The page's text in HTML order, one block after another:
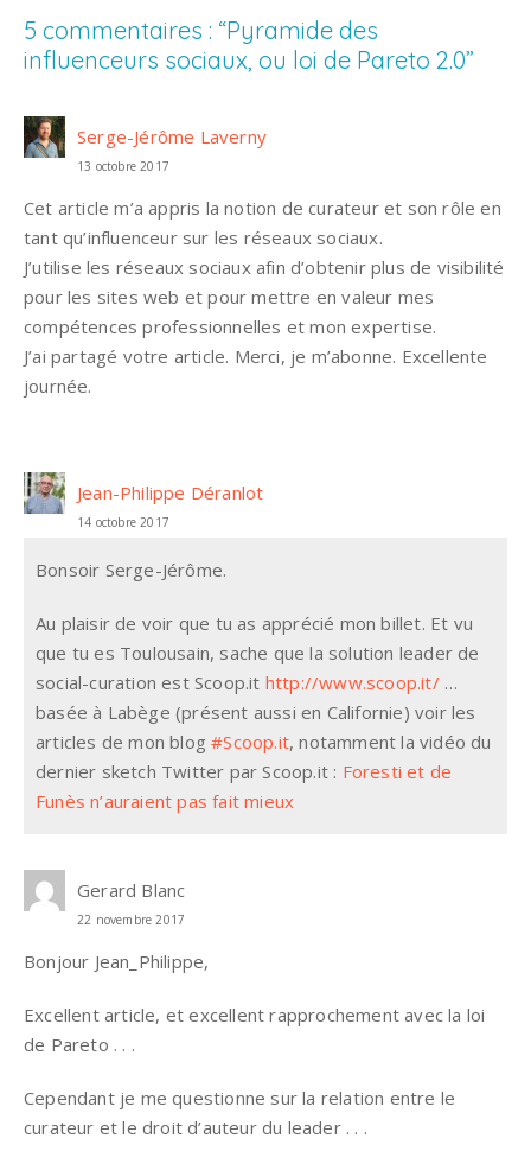
5 commentaires : “Pyramide des
influenceurs sociaux, ou loi de Pareto 2.0”
Serge-Jérôme Laverny
13 octobre 2017
Cet article m’a appris la notion de curateur et son rôle en
tant qu’influenceur sur les réseaux sociaux.
J’utilise les réseaux sociaux afin d’obtenir plus de visibilité
pour les sites web et pour mettre en valeur mes
compétences professionnelles et mon expertise.
J’ai partagé votre article. Merci, je m’abonne. Excellente
journée.
Jean-Philippe Déranlot
14 octobre 2017
Bonsoir Serge-Jérôme.
Au plaisir de voir que tu as apprécié mon billet. Et vu
que tu es Toulousain, sache que la solution leader de
social-curation est Scoop.it http://www.scoop.it/…
basée à Labège (présent aussi en Californie) voir les
articles de mon blog#Scoop.it, notamment la vidéo du
dernier sketch Twitter par Scoop.it : Foresti et de
Funès n’auraient pas fait mieux
Gerard Blanc
22 novembre 2017
Bonjour Jean_Philippe,
Excellent article, et excellent rapprochement avec la loi
de Pareto . . .
Cependant je me questionne sur la relation entre le
curateur et le droit d’auteur du leader . . .